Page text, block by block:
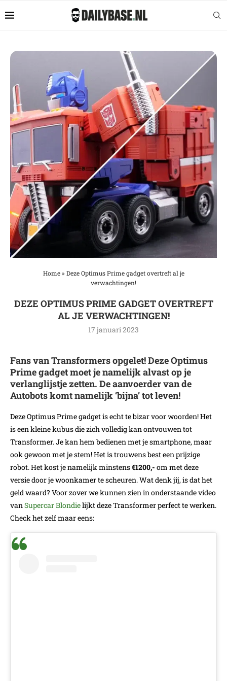
Home» Deze Optimus Prime gadget overtreft al je
verwachtingen!
DEZE OPTIMUS PRIME GADGET OVERTREFT
AL JE VERWACHTINGEN!
17 januari 2023
Fans van Transformers opgelet! Deze Optimus
Prime gadget moet je namelijk alvast op je
verlanglijstje zetten. De aanvoerder van de
Autobots komt namelijk ‘bijna’ tot leven!
Deze Optimus Prime gadget is echt te bizar voor woorden! Het
is een kleine kubus die zich volledig kan ontvouwen tot
Transformer. Je kan hem bedienen met je smartphone, maar
ook gewoon met je stem! Het is trouwens best een prijzige
robot. Het kost je namelijk minstens€1200,- om met deze
versie door je woonkamer te scheuren. Wat denk jij, is dat het
geld waard? Voor zover we kunnen zien in onderstaande video
vanSupercar Blondielijkt deze Transformer perfect te werken.
Check het zelf maar eens: